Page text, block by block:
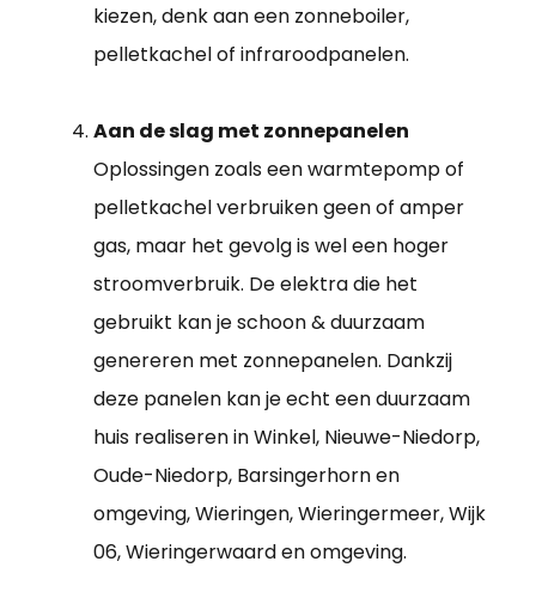
kiezen, denk aan een zonneboiler,
pelletkachel of infraroodpanelen.
Aan de slag met zonnepanelen
Oplossingen zoals een warmtepomp of
pelletkachel verbruiken geen of amper
gas, maar het gevolg is wel een hoger
stroomverbruik. De elektra die het
gebruikt kan je schoon & duurzaam
genereren met zonnepanelen. Dankzij
deze panelen kan je echt een duurzaam
huis realiseren in Winkel, Nieuwe-Niedorp,
Oude-Niedorp, Barsingerhorn en
omgeving, Wieringen, Wieringermeer, Wijk
06, Wieringerwaard en omgeving.